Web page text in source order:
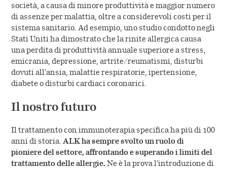
società, a causa di minore produttività e maggior numero
di assenze per malattia, oltre a considerevoli costi per il
sistema sanitario. Ad esempio, uno studio condotto negli
Stati Uniti ha dimostrato che la rinite allergica causa
una perdita di produttività annuale superiore a stress,
emicrania, depressione, artrite/reumatismi, disturbi
dovuti all'ansia, malattie respiratorie, ipertensione,
diabete o disturbi cardiaci coronarici.
Il nostro futuro
Il trattamento con immunoterapia specifica ha più di 100
anni di storia.ALK ha sempre svolto un ruolo di
pioniere del settore, affrontando e superando i limiti del
trattamento delle allergie.Ne è la prova l'introduzione di